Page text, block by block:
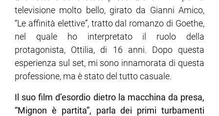
televisione molto bello, girato da Gianni Amico,
“Le affinità elettive”, tratto dal romanzo di Goethe,
nel quale ho interpretato il ruolo della
protagonista, Ottilia, di 16 anni. Dopo questa
esperienza sul set, mi sono innamorata di questa
professione, ma è stato del tutto casuale.
Il suo film d’esordio dietro la macchina da presa,
“Mignon è partita”, parla dei primi turbamenti